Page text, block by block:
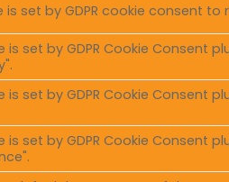
is set by GDPR cookie consent
is set by GDPR Cookie Consent
is set by GDPR Cookie Consent
is set by GDPR Cookie Consent